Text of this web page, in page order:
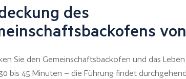
des
Sie den Gemeinschaftsbackofen und das Leben
bis 45 Minuten – die Führung findet